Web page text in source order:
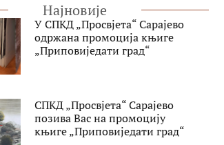
Најновије
У СПКД „Просвјета“ Сарајево
одржана промоција књиге
„Приповиједати град“
СПКД „Просвјета“ Сарајево
позива Вас на промоцију
књиге „Приповиједати град“